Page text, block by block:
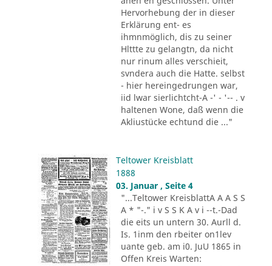
Hervorhebung der in dieser
Erklärung ent- es
ihmnmöglich, dis zu seiner
Hlttte zu gelangtn, da nicht
nur rinum alles verschieit,
svndera auch die Hatte. selbst
- hier hereingedrungen war,
iid lwar sierlichtcht-A -' - '-- . v
haltenen Wone, daß wenn die
Akliustücke echtund die ..."
Teltower Kreisblatt
1888
03. Januar , Seite 4
"...Teltower KreisblattA A A S S
A * "-." i v S S K A v i --t.-Dad
die eits un untern 30. Aurll d.
Is. 1inm den rbeiter on1lev
uante geb. am i0. JuU 1865 in
Offen Kreis Warten: